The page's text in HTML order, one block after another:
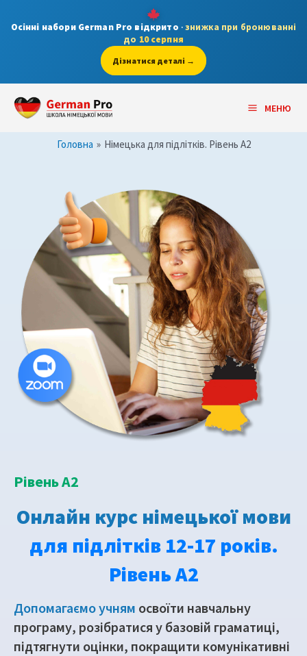
Осінні набори German Pro відкрито ·знижка при бронюванні
до 10 серпня
Дізнатися деталі →
Main
Menu
МЕНЮ
Головна » Німецька для підлітків. Рівень А2
Рівень А2
Онлайн курс німецької мови
для підлітків 12-17 років.
Рівень А2
Допомагаємо учням освоїти навчальну
програму, розібратися у базовій граматиці,
підтягнути оцінки, покращити комунікативні